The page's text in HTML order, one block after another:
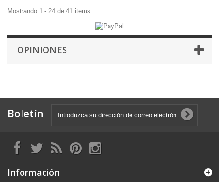
Mostrando 1 - 24 de 41 items
OPINIONES
Boletín
Información